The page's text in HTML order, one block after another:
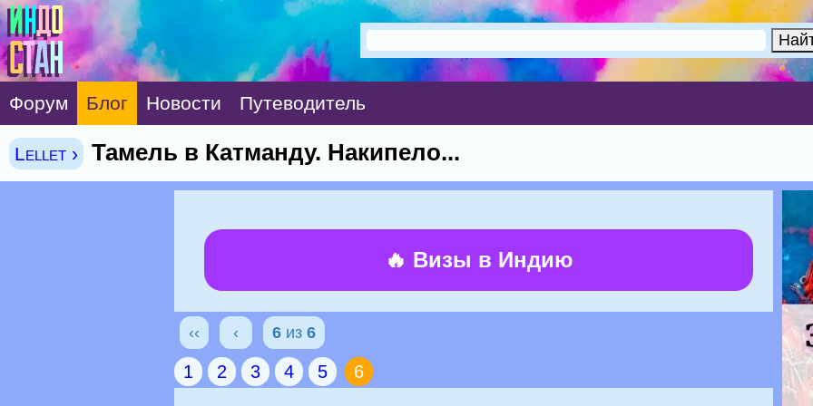
Форум Блог Новости Путеводитель
Lellet › Тамель в Катманду. Накипело...
🔥 Визы в Индию
‹‹ ‹ 6 из 6
1 2 3 4 5 6